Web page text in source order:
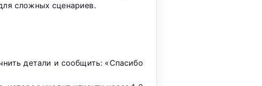
сложных сценариев.
детали и сообщить: «Спасибо